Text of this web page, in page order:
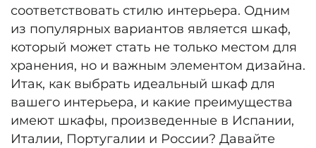
соответствовать стилю интерьера. Одним
из популярных вариантов является шкаф,
который может стать не только местом для
хранения, но и важным элементом дизайна.
Итак, как выбрать идеальный шкаф для
вашего интерьера, и какие преимущества
имеют шкафы, произведенные в Испании,
Италии, Португалии и России? Давайте